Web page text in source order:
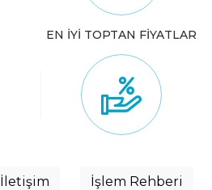
EN İYİ TOPTAN FİYATLAR
İletişim İşlem Rehberi